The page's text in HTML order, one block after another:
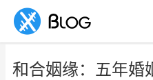
和合姻缘：五年婚